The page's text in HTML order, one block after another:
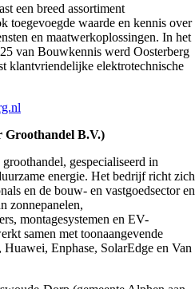
een breed assortiment
toegevoegde waarde en kennis over
en maatwerkoplossingen. In het
van Bouwkennis werd Oosterberg
klantvriendelijke elektrotechnische
B.V.)
gespecialiseerd in
energie. Het bedrijf richt zich
en de bouw- en vastgoedsector en
zonnepanelen,
montagesystemen en EV-
samen met toonaangevende
Enphase, SolarEdge en Van